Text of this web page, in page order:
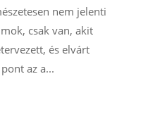
nem jelenti
csak van, akit
és elvárt
az a...